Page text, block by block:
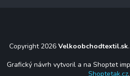
Copyright 2026 Velkoobchodtextil.sk
Grafický návrh vytvoril a na Shoptet
Shoptetak.cz.